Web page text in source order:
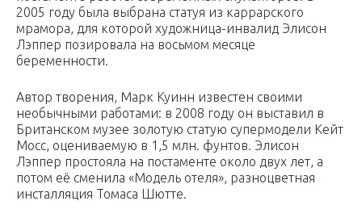
2005 году была выбрана статуя из каррарского
мрамора, для которой художница-инвалид Элисон
Лэппер позировала на восьмом месяце
беременности.
Автор творения, Марк Куинн известен своими
необычными работами: в 2008 году он выставил в
Британском музее золотую статую супермодели Кейт
Мосс, оцениваемую в 1,5 млн. фунтов. Элисон
Лэппер простояла на постаменте около двух лет, а
потом её сменила «Модель отеля», разноцветная
инсталляция Томаса Шютте.